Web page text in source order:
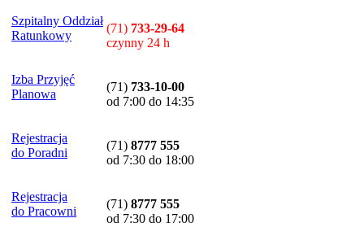
Szpitalny Oddział
Ratunkowy
(71) 733-29-64
czynny 24 h
Izba Przyjęć
Planowa
(71) 733-10-00
od 7:00 do 14:35
Rejestracja
do Poradni
(71) 8777 555
od 7:30 do 18:00
Rejestracja
do Pracowni
(71) 8777 555
od 7:30 do 17:00